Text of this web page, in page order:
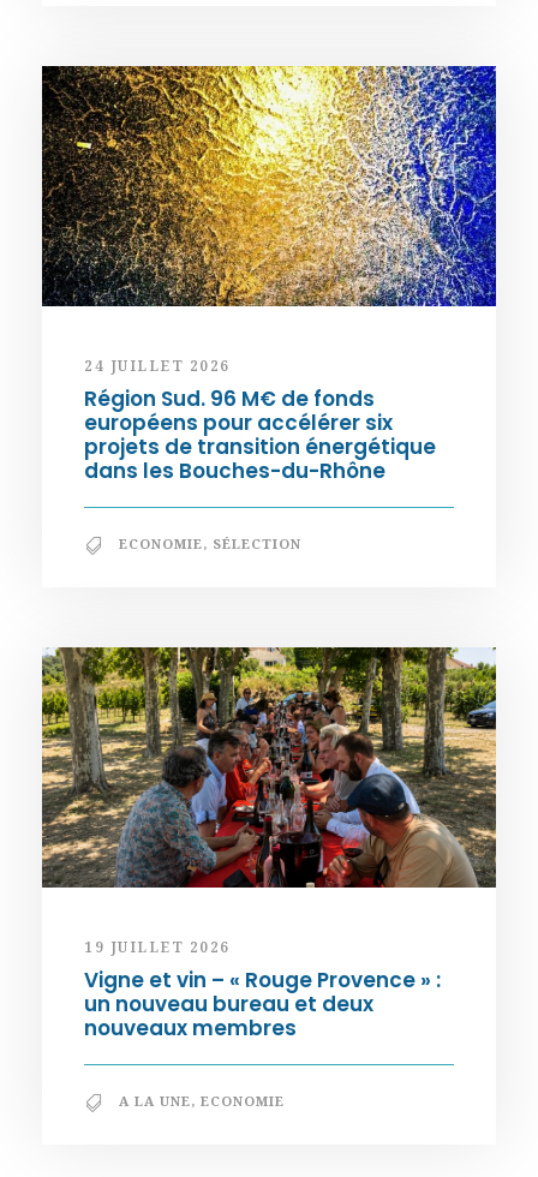
24 JUILLET 2026
Région Sud. 96 M€ de fonds
européens pour accélérer six
projets de transition énergétique
dans les Bouches-du-Rhône
ECONOMIE, SÉLECTION
19 JUILLET 2026
Vigne et vin – « Rouge Provence » :
un nouveau bureau et deux
nouveaux membres
A LA UNE, ECONOMIE